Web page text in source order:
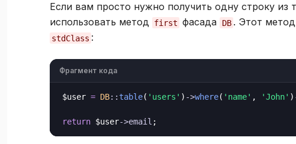
Если вам просто нужно получить одну строку
использовать метод first фасада DB . Этот
stdClass :
Фрагмент кода
$user = DB::table( 'users' ) ->where( 'name' , 'John' )
return $user->email